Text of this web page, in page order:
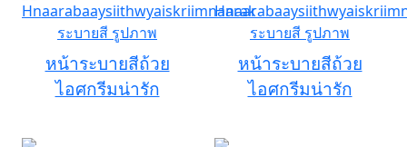
หน้าระบายสีถ้วย
ไอศกรีมน่ารัก
หน้าระบายสีถ้วย
ไอศกรีมน่ารัก